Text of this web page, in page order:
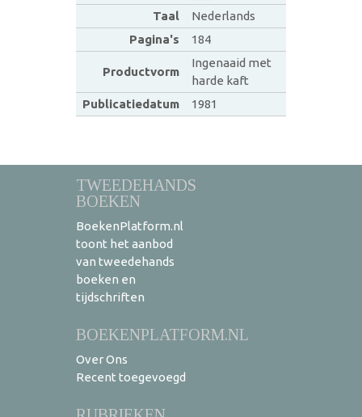
Taal
Nederlands
Pagina's
184
Productvorm
Ingenaaid met
harde kaft
Publicatiedatum
1981
TWEEDEHANDS
BOEKEN
BoekenPlatform.nl
toont het aanbod
van tweedehands
boeken en
tijdschriften
BOEKENPLATFORM.NL
Over Ons
Recent toegevoegd